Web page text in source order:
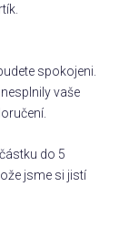
spokojeni.
vaše
do 5
jsme si jistí